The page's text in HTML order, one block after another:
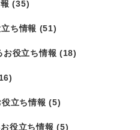
(35)
ち情報 (51)
お役立ち情報 (18)
立ち情報 (5)
役立ち情報 (5)